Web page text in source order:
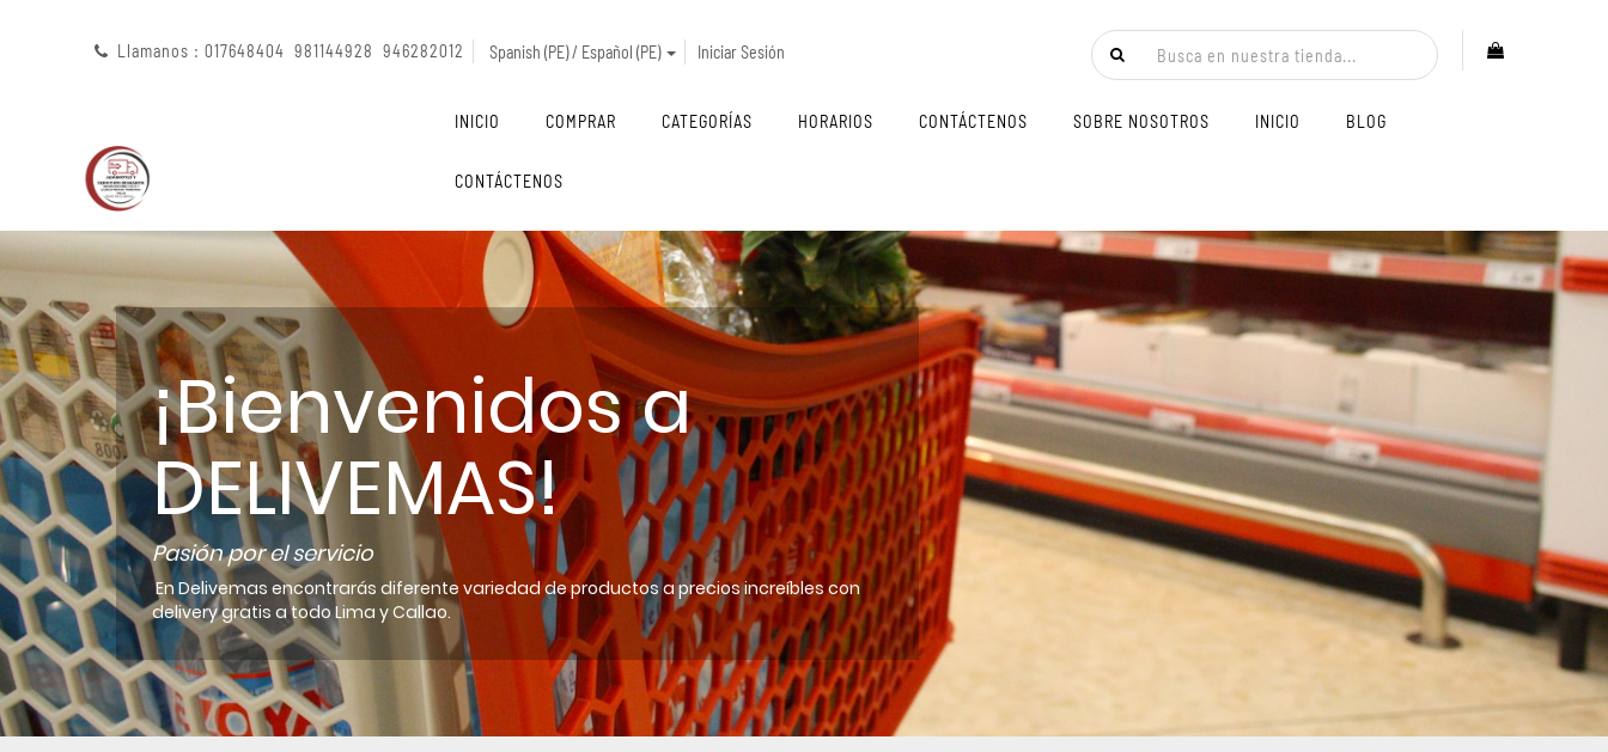
Llamanos : 017648404 981144928 946282012 Spanish (PE) / Español (PE) Iniciar Sesión
INICIO COMPRAR CATEGORÍAS HORARIOS CONTÁCTENOS SOBRE NOSOTROS INICIO BLOG
CONTÁCTENOS
¡Bienvenidos a
DELIVEMAS!
Pasión por el servicio
En Delivemas encontrarás diferente variedad de productos a precios increíbles con
delivery gratis a todo Lima y Callao.